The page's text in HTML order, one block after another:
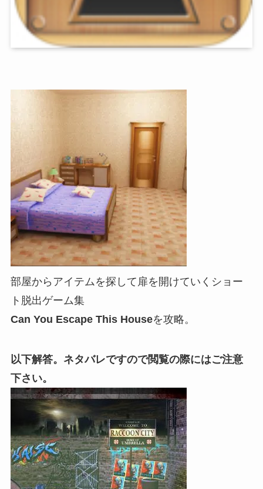
部屋からアイテムを探して扉を開けていくショー
ト脱出ゲーム集
Can You Escape This Houseを攻略。
以下解答。ネタバレですので閲覧の際にはご注意
下さい。